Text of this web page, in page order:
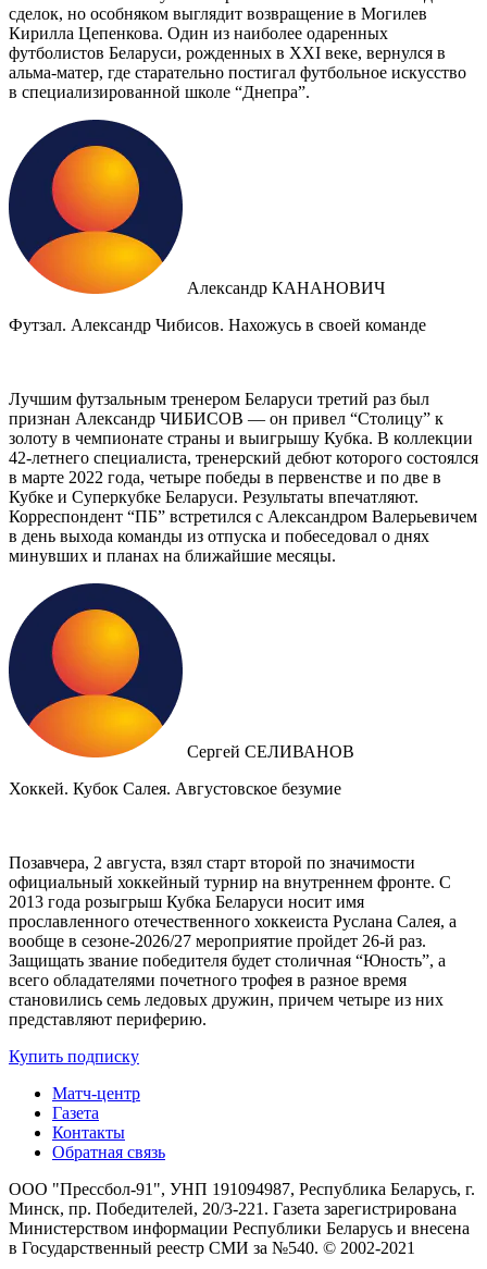
сделок, но особняком выглядит возвращение в Могилев
Кирилла Цепенкова. Один из наиболее одаренных
футболистов Беларуси, рожденных в XXI веке, вернулся в
альма-матер, где старательно постигал футбольное искусство
в специализированной школе “Днепра”.
Александр КАНАНОВИЧ
Футзал. Александр Чибисов. Нахожусь в своей команде
Лучшим футзальным тренером Беларуси третий раз был
признан Александр ЧИБИСОВ — он привел “Столицу” к
золоту в чемпионате страны и выигрышу Кубка. В коллекции
42-летнего специалиста, тренерский дебют которого состоялся
в марте 2022 года, четыре победы в первенстве и по две в
Кубке и Суперкубке Беларуси. Результаты впечатляют.
Корреспондент “ПБ” встретился с Александром Валерьевичем
в день выхода команды из отпуска и побеседовал о днях
минувших и планах на ближайшие месяцы.
Сергей СЕЛИВАНОВ
Хоккей. Кубок Салея. Августовское безумие
Позавчера, 2 августа, взял старт второй по значимости
официальный хоккейный турнир на внутреннем фронте. C
2013 года розыгрыш Кубка Беларуси носит имя
прославленного отечественного хоккеиста Руслана Салея, а
вообще в сезоне-2026/27 мероприятие пройдет 26-й раз.
Защищать звание победителя будет столичная “Юность”, а
всего обладателями почетного трофея в разное время
становились семь ледовых дружин, причем четыре из них
представляют периферию.
Купить подписку
Матч-центр
Газета
Контакты
Обратная связь
ООО "Прессбол-91", УНП 191094987, Республика Беларусь, г.
Минск, пр. Победителей, 20/3-221. Газета зарегистрирована
Министерством информации Республики Беларусь и внесена
в Государственный реестр СМИ за №540. © 2002-2021